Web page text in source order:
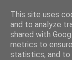
This site uses
and to analyze
shared with
metrics to
statistics, and to